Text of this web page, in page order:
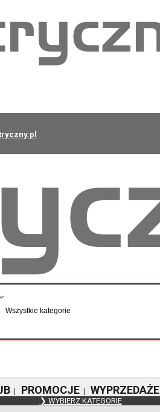
| PROMOCJE | WYPRZEDAŻE
❯ WYBIERZ KATEGORIE